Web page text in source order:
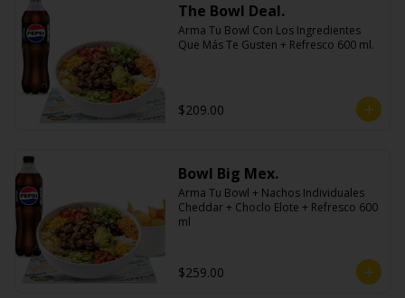
The Bowl Deal.
Arma Tu Bowl Con Los Ingredientes
Que Más Te Gusten + Refresco 600 ml.
$209.00
Bowl Big Mex.
Arma Tu Bowl + Nachos Individuales
Cheddar + Choclo Elote + Refresco 600
ml
$259.00